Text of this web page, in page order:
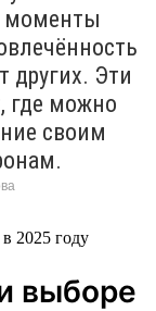
моменты
других. Эти
где можно
своим
выборе